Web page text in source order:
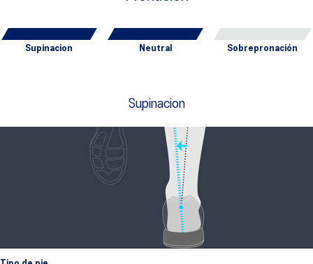
Supinacion Neutral Sobrepronación
Supinacion